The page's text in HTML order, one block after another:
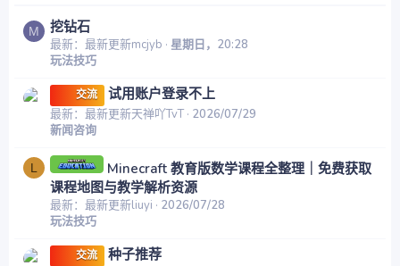
M 挖钻石
最新：最新更新mcjyb 星期日，20:28
玩法技巧
交流 试用账户登录不上
最新：最新更新天禅吖TvT 2026/07/29
新闻咨询
L
Minecraft 教育版数学课程全整理｜免费获取
课程地图与教学解析资源
最新：最新更新liuyi
2026/07/28
玩法技巧
交流 种子推荐